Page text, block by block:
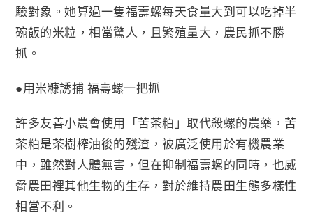
驗對象。她算過一隻福壽螺每天食量大到可以吃掉半
碗飯的米粒，相當驚人，且繁殖量大，農民抓不勝
抓。
●用米糠誘捕 福壽螺一把抓
許多友善小農會使用「苦茶粕」取代殺螺的農藥，苦
茶粕是茶樹榨油後的殘渣，被廣泛使用於有機農業
中，雖然對人體無害，但在抑制福壽螺的同時，也威
脅農田裡其他生物的生存，對於維持農田生態多樣性
相當不利。